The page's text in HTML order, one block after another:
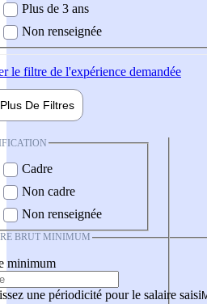
Plus de 3 ans
Non renseignée
le filtre de l'expérience demandée
Plus De Filtres
Cadre
Non cadre
Non renseignée
BRUT MINIMUM
minimum
une périodicité pour le salaire saisi